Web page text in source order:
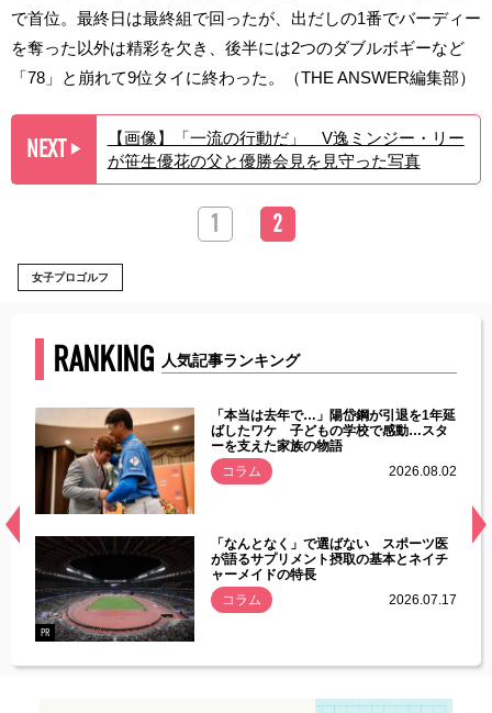
で首位。最終日は最終組で回ったが、出だしの1番でバーディー
を奪った以外は精彩を欠き、後半には2つのダブルボギーなど
「78」と崩れて9位タイに終わった。（THE ANSWER編集部）
NEXT ▶︎
【画像】「一流の行動だ」 V逸ミンジー・リー
が笹生優花の父と優勝会見を見守った写真
1 2
女子プロゴルフ
RANKING 人気記事ランキング
常
「本当は去年で…」陽岱鋼が引退を1年延
ばしたワケ 子どもの学校で感動…スタ
ーを支えた家族の物語
コラム
2026.08.02
PR
「なんとなく」で選ばない スポーツ医
が語るサプリメント摂取の基本とネイチ
ャーメイドの特長
コラム
2026.07.17